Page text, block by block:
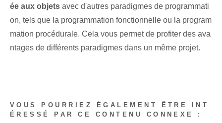
ée aux objets avec d'autres paradigmes de programmati
on, tels que la programmation fonctionnelle ou la program
mation procédurale. Cela vous permet de profiter des ava
ntages de différents paradigmes dans un même projet.
VOUS POURRIEZ ÉGALEMENT ÊTRE INT
ÉRESSÉ PAR CE CONTENU CONNEXE :